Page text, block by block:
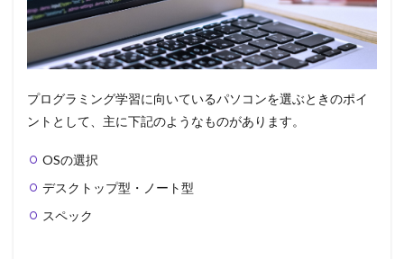
プログラミング学習に向いているパソコンを選ぶときのポイ
ントとして、主に下記のようなものがあります。
OSの選択
デスクトップ型・ノート型
スペック